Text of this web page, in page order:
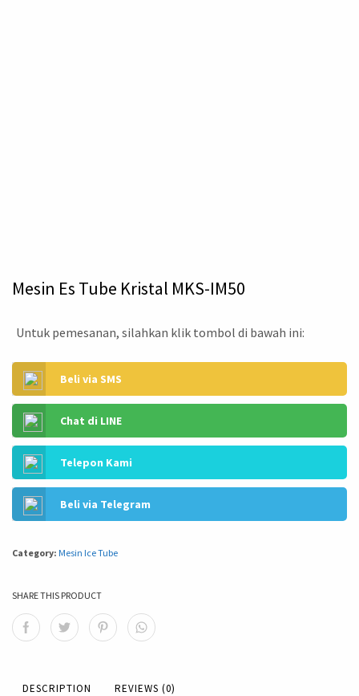
Mesin Es Tube Kristal MKS-IM50
Untuk pemesanan, silahkan klik tombol di bawah ini:
Beli via SMS
Chat di LINE
Telepon Kami
Beli via Telegram
Category: Mesin Ice Tube
SHARE THIS PRODUCT
DESCRIPTION REVIEWS (0)